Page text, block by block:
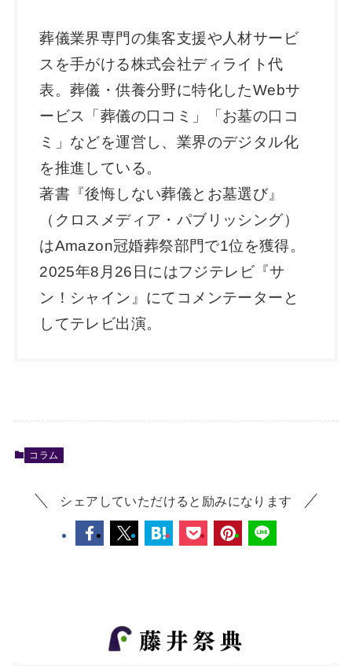
葬儀業界専門の集客支援や人材サービ
スを手がける株式会社ディライト代
表。葬儀・供養分野に特化したWebサ
ービス「葬儀の口コミ」「お墓の口コ
ミ」などを運営し、業界のデジタル化
を推進している。
著書『後悔しない葬儀とお墓選び』
（クロスメディア・パブリッシング）
はAmazon冠婚葬祭部門で1位を獲得。
2025年8月26日にはフジテレビ『サ
ン！シャイン』にてコメンテーターと
してテレビ出演。
コラム
シェアしていただけると励みになります